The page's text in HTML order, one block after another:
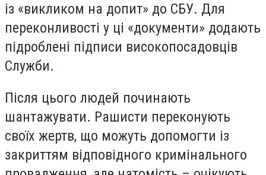
із «викликом на допит» до СБУ. Для
переконливості у ці «документи» додають
підроблені підписи високопосадовців
Служби.
Після цього людей починають
шантажувати. Рашисти переконують
своїх жертв, що можуть допомогти із
закриттям відповідного кримінального